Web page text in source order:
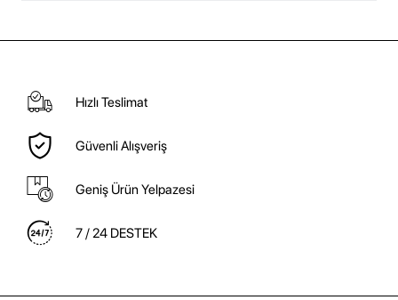
Hızlı Teslimat
Güvenli Alışveriş
Geniş Ürün Yelpazesi
7 / 24 DESTEK